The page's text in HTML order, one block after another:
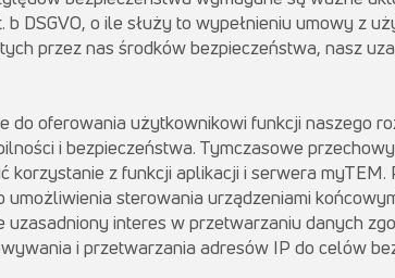
DSGVO, o ile służy to wypełnieniu umowy z
przez nas środków bezpieczeństwa, nasz
do oferowania użytkownikowi funkcji naszego
i bezpieczeństwa. Tymczasowe
korzystanie z funkcji aplikacji i serwera
sterowania urządzeniami
interes w przetwarzaniu danych
i przetwarzania adresów IP do celów